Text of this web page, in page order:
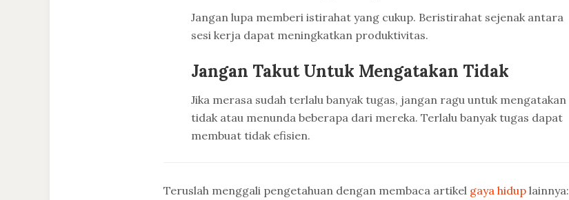
Jangan lupa memberi istirahat yang cukup. Beristirahat sejenak antara
sesi kerja dapat meningkatkan produktivitas.
Jangan Takut Untuk Mengatakan Tidak
Jika merasa sudah terlalu banyak tugas, jangan ragu untuk mengatakan
tidak atau menunda beberapa dari mereka. Terlalu banyak tugas dapat
membuat tidak efisien.
Teruslah menggali pengetahuan dengan membaca artikel gaya hiduplainnya: